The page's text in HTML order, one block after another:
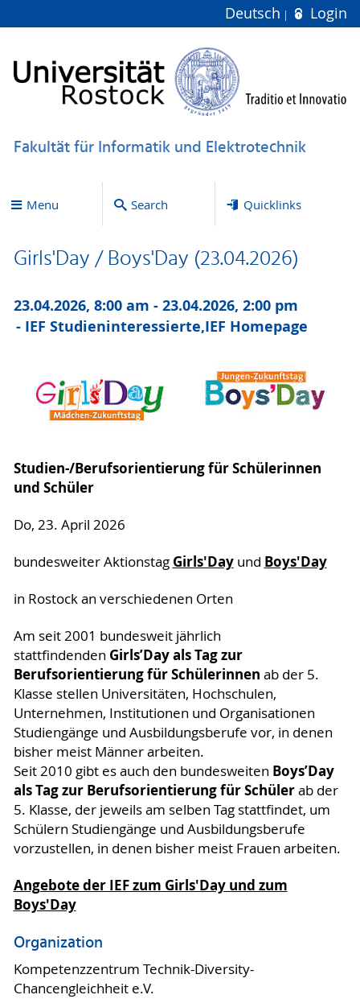
Deutsch Login
Fakultät für Informatik und Elektrotechnik
Menu Search Quicklinks
Girls'Day / Boys'Day (23.04.2026)
23.04.2026, 8:00 am - 23.04.2026, 2:00 pm
IEF Studieninteressierte,IEF Homepage
Studien-/Berufsorientierung für Schülerinnen
und Schüler
Do, 23. April 2026
bundesweiter Aktionstag Girls'Dayund Boys'Day
in Rostock an verschiedenen Orten
Am seit 2001 bundesweit jährlich
stattfindenden Girls’Day als Tag zur
Berufsorientierung für Schülerinnen ab der 5.
Klasse stellen Universitäten, Hochschulen,
Unternehmen, Institutionen und Organisationen
Studiengänge und Ausbildungsberufe vor, in denen
bisher meist Männer arbeiten.
Seit 2010 gibt es auch den bundesweiten Boys’Day
als Tag zur Berufsorientierung für Schülerab der
5. Klasse, der jeweils am selben Tag stattfindet, um
Schülern Studiengänge und Ausbildungsberufe
vorzustellen, in denen bisher meist Frauen arbeiten.
Angebote der IEF zum Girls'Day und zum
Boys'Day
Organization
Kompetenzzentrum Technik-Diversity-
Chancengleichheit e.V.